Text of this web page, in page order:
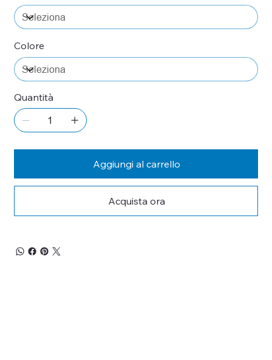
Colore
Quantità
Aggiungi al carrello
Acquista ora